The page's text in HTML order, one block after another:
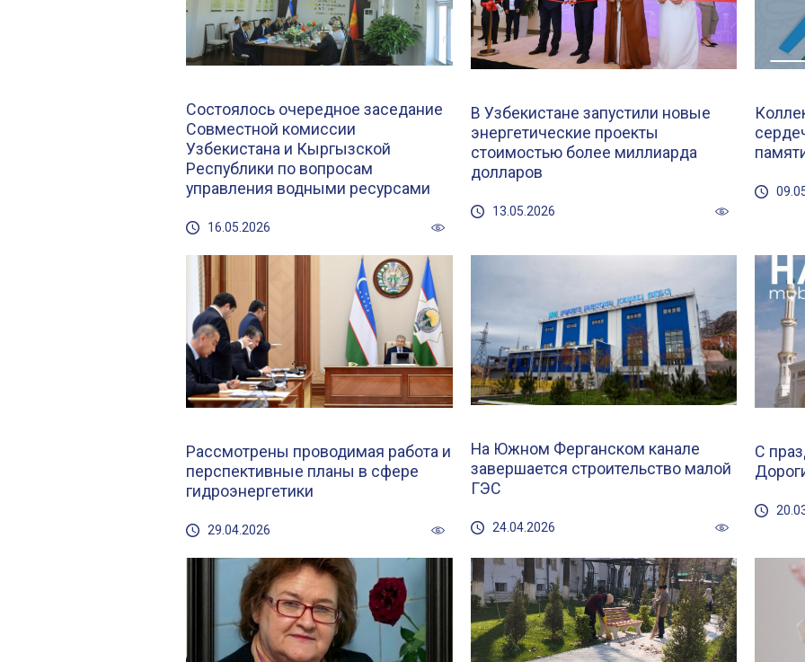
Состоялось очередное заседание
Совместной комиссии
Узбекистана и Кыргызской
Республики по вопросам
управления водными ресурсами
16.05.2026
В Узбекистане запустили новые
энергетические проекты
стоимостью более миллиарда
долларов
13.05.2026
Рассмотрены проводимая работа и
перспективные планы в сфере
гидроэнергетики
29.04.2026
На Южном Ферганском канале
завершается строительство малой
ГЭС
24.04.2026
С